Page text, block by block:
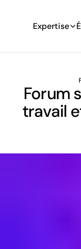
Expertise
Forum
travail